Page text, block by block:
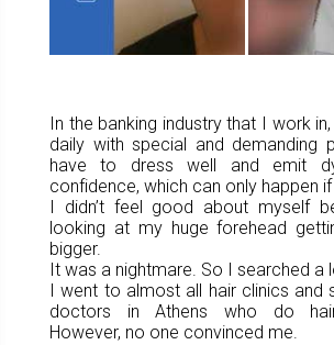
In the banking industry that I work
daily with special and demanding
have to dress well and emit
confidence, which can only happen
I didn’t feel good about myself
looking at my huge forehead
bigger.
It was a nightmare. So I searched a
I went to almost all hair clinics and
doctors in Athens who do hair
However, no one convinced me.